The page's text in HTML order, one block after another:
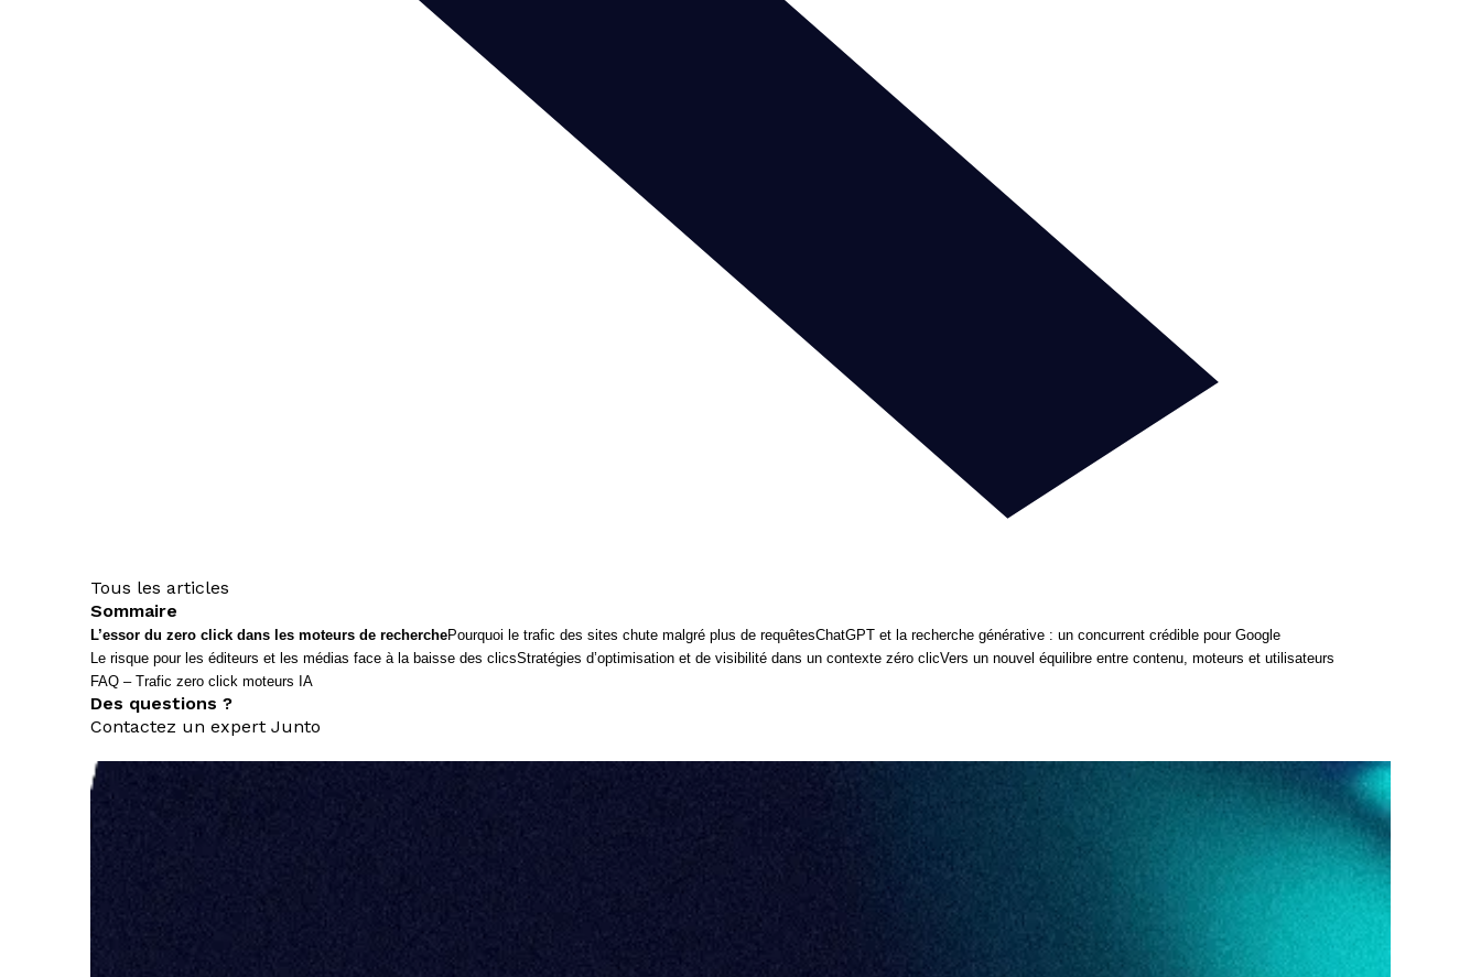
Tous les articles
Sommaire
L’essor du zero click dans les moteurs de recherchePourquoi le trafic des sites chute malgré plus de requêtesChatGPT et la recherche générative : un concurrent crédible pour Google
Le risque pour les éditeurs et les médias face à la baisse des clicsStratégies d’optimisation et de visibilité dans un contexte zéro clicVers un nouvel équilibre entre contenu, moteurs et utilisateurs
FAQ – Trafic zero click moteurs IA
Des questions ?
Contactez un expert Junto